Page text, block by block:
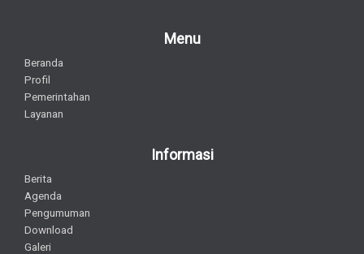
Menu
Beranda
Profil
Pemerintahan
Layanan
Informasi
Berita
Agenda
Pengumuman
Download
Galeri